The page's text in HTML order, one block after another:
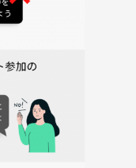
けどやったことない方な
達の家でみんなでスマブ
楽しみましょう😊